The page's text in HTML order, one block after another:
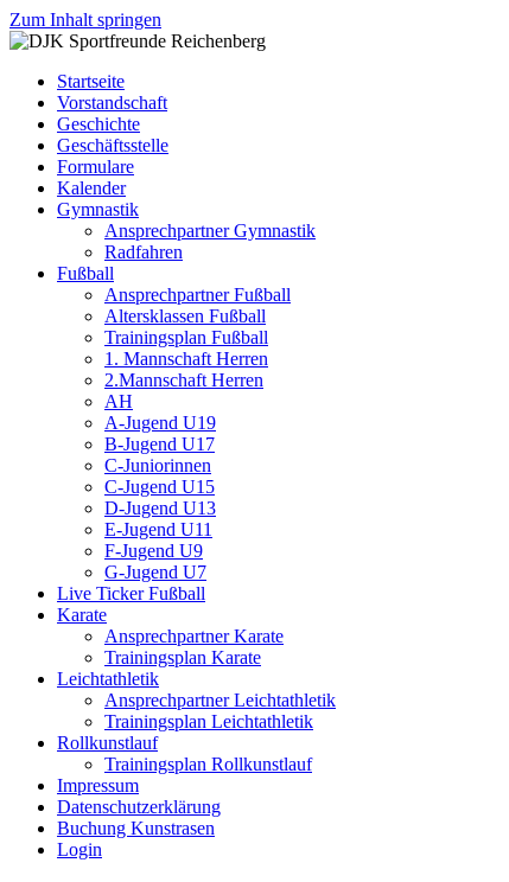
Zum Inhalt springen
Sportfreunde
Reichenberg
Gymnastik
Karate
Leichtathletik
Radfahren
Rollkunstlauf
Startseite
Vorstandschaft
Geschichte
Geschäftsstelle
Formulare
Kalender
Gymnastik
Ansprechpartner Gymnastik
Radfahren
Fußball
Ansprechpartner Fußball
Altersklassen Fußball
Trainingsplan Fußball
1. Mannschaft Herren
2.Mannschaft Herren
AH
A-Jugend U19
B-Jugend U17
C-Juniorinnen
C-Jugend U15
D-Jugend U13
E-Jugend U11
F-Jugend U9
G-Jugend U7
Live Ticker Fußball
Karate
Ansprechpartner Karate
Trainingsplan Karate
Leichtathletik
Ansprechpartner Leichtathletik
Trainingsplan Leichtathletik
Rollkunstlauf
Trainingsplan Rollkunstlauf
Impressum
Datenschutzerklärung
Buchung Kunstrasen
Login